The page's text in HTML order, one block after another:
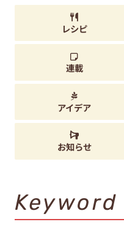
レシピ
連載
アイデア
お知らせ
Keyword